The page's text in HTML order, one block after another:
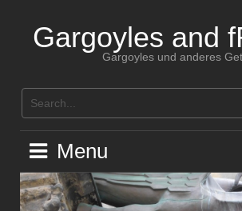
contentGargoyles and
Gargoyles und anderes
Menu